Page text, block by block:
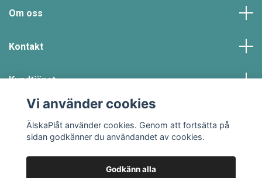
Om oss
Kontakt
Kundtjänst
Vi använder cookies
ÄlskaPlåt använder cookies. Genom att fortsätta på
sidan godkänner du användandet av cookies.
Godkänn alla